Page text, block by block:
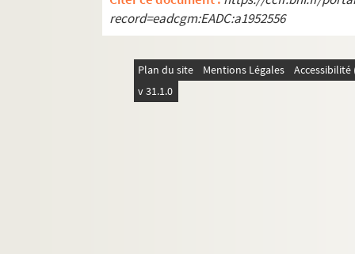
record=eadcgm:EADC:a1952556
Plan du site Mentions Légales
v 31.1.0